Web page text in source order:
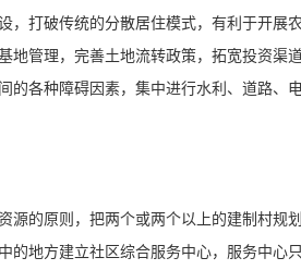
，打破传统的分散居住模式，有利于开展
地管理，完善土地流转政策，拓宽投资渠
的各种障碍因素，集中进行水利、道路、
源的原则，把两个或两个以上的建制村规
的地方建立社区综合服务中心，服务中心